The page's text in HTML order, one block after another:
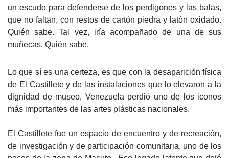
un escudo para defenderse de los perdigones y las balas,
que no faltan, con restos de cartón piedra y latón oxidado.
Quién sabe. Tal vez, iría acompañado de una de sus
muñecas. Quién sabe.
Lo que sí es una certeza, es que con la desaparición física
de El Castillete y de las instalaciones que lo elevaron a la
dignidad de museo, Venezuela perdió uno de los iconos
más importantes de las artes plásticas nacionales.
El Castillete fue un espacio de encuentro y de recreación,
de investigación y de participación comunitaria, uno de los